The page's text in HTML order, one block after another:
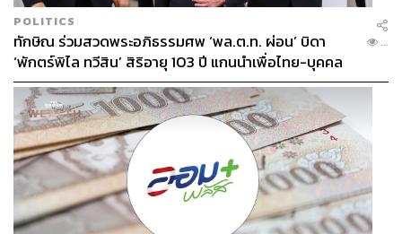
POLITICS
ทักษิณ ร่วมสวดพระอภิธรรมศพ ‘พล.ต.ท. ผ่อน’ บิดา
‘พักตร์พิไล ทวีสิน’ สิริอายุ 103 ปี แกนนำเพื่อไทย-บุคคล
หลากวงการร่วมอาลัย
...